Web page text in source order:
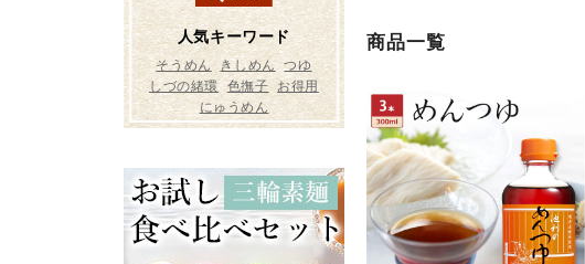
商品一覧